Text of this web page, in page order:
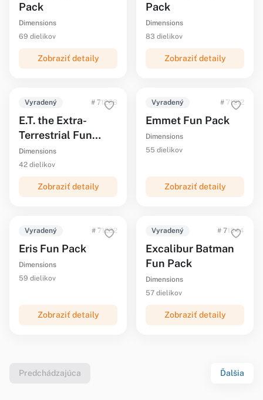
Pack
Dimensions
69 dielikov
Zobraziť detaily
Pack
Dimensions
83 dielikov
Zobraziť detaily
Vyradený # 71258
E.T. the Extra-
Terrestrial Fun
Pack
Dimensions
42 dielikov
Zobraziť detaily
Vyradený # 71212
Emmet Fun Pack
Dimensions
55 dielikov
Zobraziť detaily
Vyradený # 71232
Eris Fun Pack
Dimensions
59 dielikov
Zobraziť detaily
Vyradený # 71344
Excalibur Batman
Fun Pack
Dimensions
57 dielikov
Zobraziť detaily
Predchádzajúca Ďalšia